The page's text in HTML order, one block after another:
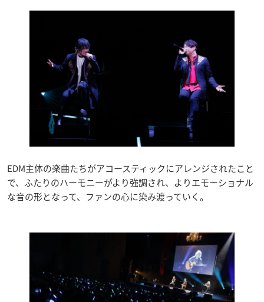
EDM主体の楽曲たちがアコースティックにアレンジされたこと
で、ふたりのハーモニーがより強調され、よりエモーショナル
な音の形となって、ファンの心に染み渡っていく。